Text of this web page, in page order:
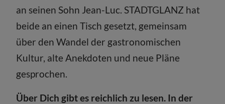
an seinen Sohn Jean-Luc. STADTGLANZ hat
beide an einen Tisch gesetzt, gemeinsam
über den Wandel der gastronomischen
Kultur, alte Anekdoten und neue Pläne
gesprochen.
Über Dich gibt es reichlich zu lesen. In der